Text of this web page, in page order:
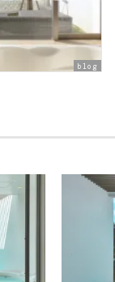
blog